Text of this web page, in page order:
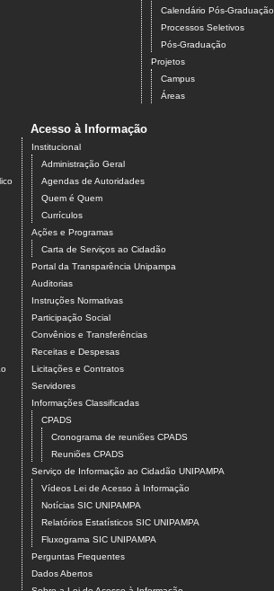
Calendário Pós-Graduação
Processos Seletivos
Pós-Graduação
Projetos
Campus
Áreas
Acesso à Informação
Institucional
Administração Geral
Agendas de Autoridades
Quem é Quem
Currículos
Ações e Programas
Carta de Serviços ao Cidadão
Portal da Transparência Unipampa
Auditorias
Instruções Normativas
Participação Social
Convênios e Transferências
Receitas e Despesas
Licitações e Contratos
Servidores
Informações Classificadas
CPADS
Cronograma de reuniões CPADS
Reuniões CPADS
Serviço de Informação ao Cidadão UNIPAMPA
Vídeos Lei de Acesso à Informação
Notícias SIC UNIPAMPA
Relatórios Estatísticos SIC UNIPAMPA
Fluxograma SIC UNIPAMPA
Perguntas Frequentes
Dados Abertos